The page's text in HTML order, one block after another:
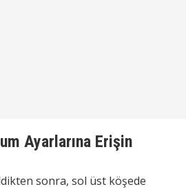
Ayarlarına Erişin
sonra, sol üst köşede